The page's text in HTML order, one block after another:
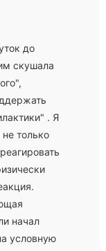
до
скушала
. Я
только
начал
условную